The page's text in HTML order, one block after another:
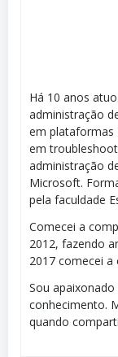
Há 10 anos
administração
em plataformas
em
administração
Microsoft.
pela faculdade
Comecei a
2012, fazendo
2017 comecei
Sou
conhecimento.
quando